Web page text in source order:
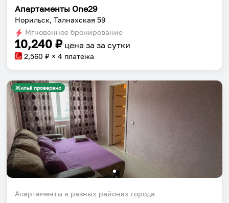
Апартаменты One29
Норильск, Талнахская 59
Мгновенное бронирование
10,240 ₽ цена за за сутки
2,560 ₽ × 4 платежа
Жильё проверено
Апартаменты в разных районах города